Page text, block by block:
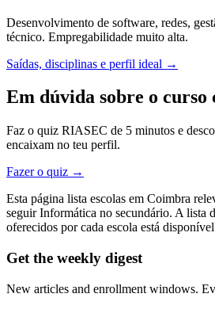
Desenvolvimento de software, redes,
técnico. Empregabilidade muito alta.
Saídas, disciplinas e perfil ideal →
Em dúvida sobre o curso
Faz o quiz RIASEC de 5 minutos e
encaixam no teu perfil.
Fazer o quiz →
Esta página lista escolas em Coimbra
seguir Informática no secundário. A lista
oferecidos por cada escola está
Get the weekly digest
New articles and enrollment windows.